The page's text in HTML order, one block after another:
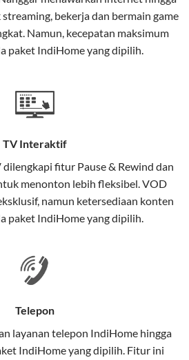
IndiHome juga mencakup TV
TV) dan telepon rumah dalam
WiFi IndiHome
teknologi Fiber To The
serat optik hingga ke rumah
ini memiliki beberapa
tembaga atau DSL.
koneksi tetap lancar.
bekerja dan bermain game
Namun, kecepatan maksimum
paket IndiHome yang dipilih.
TV Interaktif
dilengkapi fitur Pause & Rewind dan
menonton lebih fleksibel. VOD
namun ketersediaan konten
paket IndiHome yang dipilih.
Telepon
layanan telepon IndiHome hingga
IndiHome yang dipilih. Fitur ini